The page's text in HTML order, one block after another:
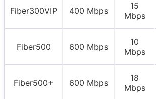
Fiber300VIP 400 Mbps
15
Mbps
Fiber500 600 Mbps
10
Mbps
Fiber500+ 600 Mbps
18
Mbps